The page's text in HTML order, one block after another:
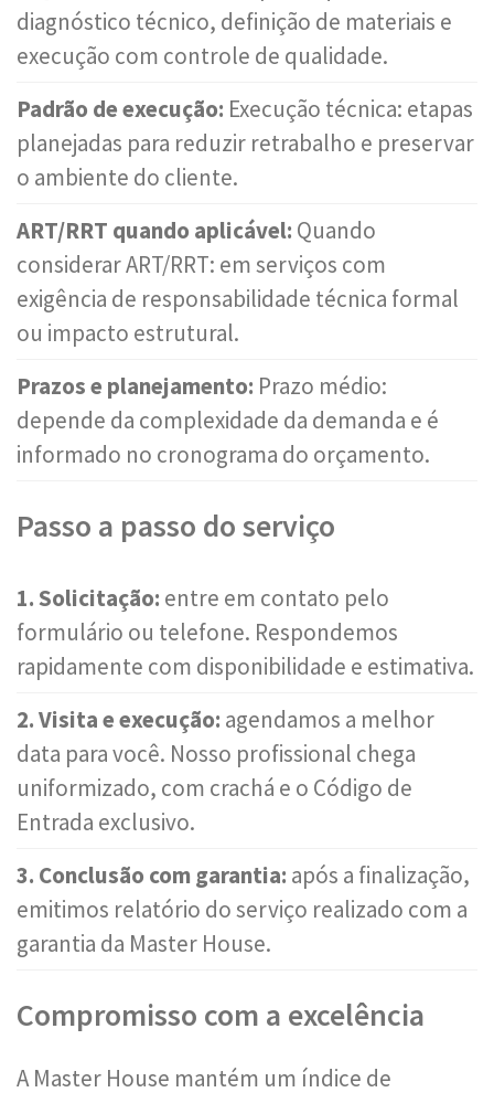
diagnóstico técnico, definição de materiais e
execução com controle de qualidade.
Padrão de execução: Execução técnica: etapas
planejadas para reduzir retrabalho e preservar
o ambiente do cliente.
ART/RRT quando aplicável: Quando
considerar ART/RRT: em serviços com
exigência de responsabilidade técnica formal
ou impacto estrutural.
Prazos e planejamento: Prazo médio:
depende da complexidade da demanda e é
informado no cronograma do orçamento.
Passo a passo do serviço
1. Solicitação: entre em contato pelo
formulário ou telefone. Respondemos
rapidamente com disponibilidade e estimativa.
2. Visita e execução: agendamos a melhor
data para você. Nosso profissional chega
uniformizado, com crachá e o Código de
Entrada exclusivo.
3. Conclusão com garantia: após a finalização,
emitimos relatório do serviço realizado com a
garantia da Master House.
Compromisso com a excelência
A Master House mantém um índice de